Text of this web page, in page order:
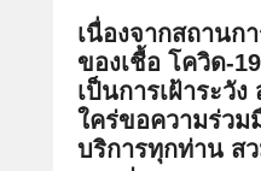
เนื่องจากสถานก
ของเชื้อ โควิด-
เป็นการเฝ้าระวั
ใคร่ขอความร่วม
บริการทุกท่าน ส